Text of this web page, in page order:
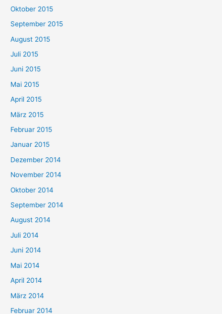
Oktober 2015
September 2015
August 2015
Juli 2015
Juni 2015
Mai 2015
April 2015
März 2015
Februar 2015
Januar 2015
Dezember 2014
November 2014
Oktober 2014
September 2014
August 2014
Juli 2014
Juni 2014
Mai 2014
April 2014
März 2014
Februar 2014